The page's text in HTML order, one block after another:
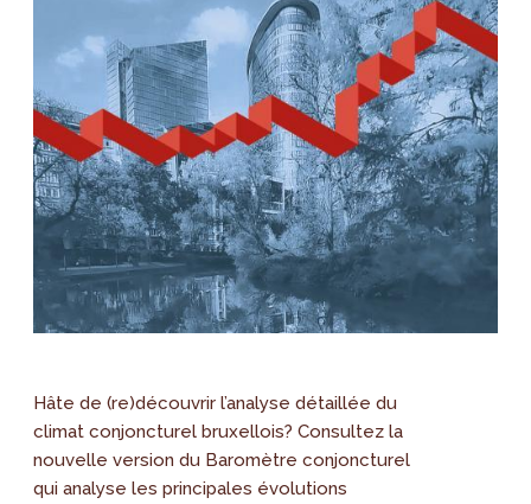
Hâte de (re)découvrir l’analyse détaillée du
climat conjoncturel bruxellois? Consultez la
nouvelle version du Baromètre conjoncturel
qui analyse les principales évolutions